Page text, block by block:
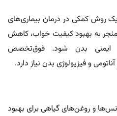
یک روش کمکی در درمان بیماری‌های
به بهبود کیفیت خواب، کاهش
ایمنی بدن شود. فوق‌تخصص
و فیزیولوژی بدن نیاز دارد.
و روغن‌های گیاهی برای بهبود